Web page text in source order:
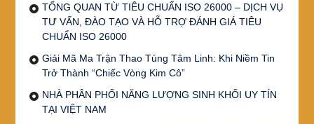
TỔNG QUAN TỪ TIÊU CHUẨN ISO 26000 – DỊCH VỤ
TƯ VẤN, ĐÀO TẠO VÀ HỖ TRỢ ĐÁNH GIÁ TIÊU
CHUẨN ISO 26000
Giải Mã Ma Trận Thao Túng Tâm Linh: Khi Niềm Tin
Trở Thành “Chiếc Vòng Kim Cô”
NHÀ PHÂN PHỐI NĂNG LƯỢNG SINH KHỐI UY TÍN
TẠI VIỆT NAM